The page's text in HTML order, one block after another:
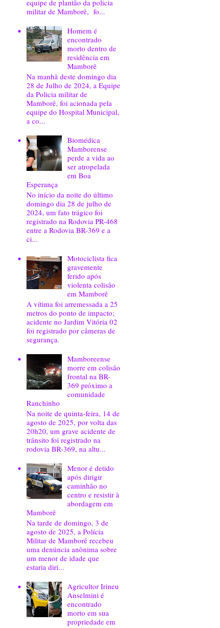
equipe de plantão da policia
militar de Mamborê, fo...
Homem é
encontrado
morto dentro de
residência em
Mamborê
Na manhã deste domingo dia
28 de Julho de 2024, a Equipe
da Policia militar de
Mamborê, foi acionada pela
equipe do Hospital Municipal,
a co...
Biomédica
Mamborense
perde a vida ao
ser atropelada
em Boa
Esperança
No início da noite do último
domingo dia 28 de julho de
2024, um fato trágico foi
registrado na Rodovia PR-468
entre a Rodovia BR-369 e a
ci...
Motociclista fica
gravemente
ferido após
violenta colisão
em Mamborê
A vítima foi arremessada a 25
metros do ponto de impacto;
acidente no Jardim Vitória 02
foi registrado por câmeras de
segurança.
Mamboreense
morre em colisão
frontal na BR-
369 próximo a
comunidade
Ranchinho
Na noite de quinta-feira, 14 de
agosto de 2025, por volta das
20h20, um grave acidente de
trânsito foi registrado na
rodovia BR-369, na altu...
Menor é detido
após dirigir
caminhão no
centro e resistir à
abordagem em
Mamborê
Na tarde de domingo, 3 de
agosto de 2025, a Polícia
Militar de Mamborê recebeu
uma denúncia anônima sobre
um menor de idade que
estaria diri...
Agricultor Irineu
Anselmini é
encontrado
morto em sua
propriedade em